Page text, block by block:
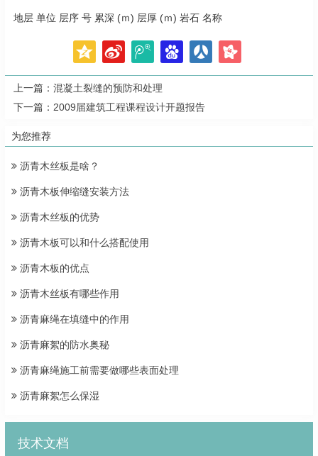
地层 单位 层序 号 累深 (ｍ) 层厚 (ｍ) 岩石 名称
上一篇： 混凝土裂缝的预防和处理
下一篇： 2009届建筑工程课程设计开题报告
为您推荐
沥青木丝板是啥？
沥青木板伸缩缝安装方法
沥青木丝板的优势
沥青木板可以和什么搭配使用
沥青木板的优点
沥青木丝板有哪些作用
沥青麻绳在填缝中的作用
沥青麻絮的防水奥秘
沥青麻绳施工前需要做哪些表面处理
沥青麻絮怎么保湿
技术文档